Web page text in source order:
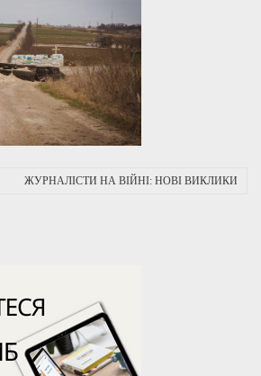
ЖУРНАЛІСТИ НА ВІЙНІ: НОВІ ВИКЛИКИ